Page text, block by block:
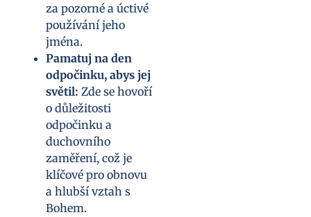
za pozorné a úctivé
používání jeho
jména.
Pamatuj na den
odpočinku, abys jej
světil: Zde se hovoří
o důležitosti
odpočinku a
duchovního
zaměření, což je
klíčové pro obnovu
a hlubší vztah s
Bohem.